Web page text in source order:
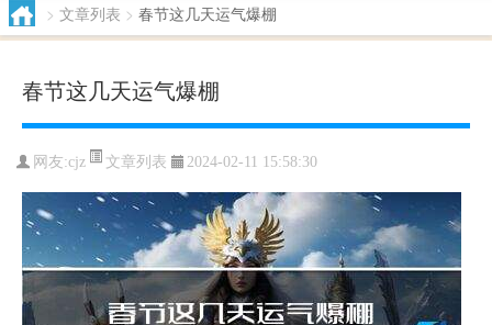
> 文章列表 > 春节这几天运气爆棚
春节这几天运气爆棚
网友:cjz 文章列表 2024-02-11 15:58:30